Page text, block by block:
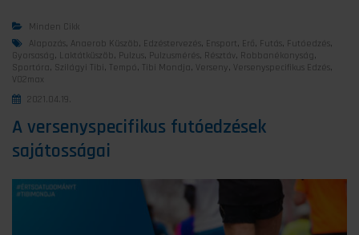
Minden Cikk
Alapozás, Anaerob Küszöb , Edzéstervezés, Ensport , Erő, Futás, Futóedzés,
Gyorsaság, Laktátküszöb , Pulzus, Pulzusmérés, Résztáv , Robbanékonyság,
Sportóra, Szilágyi Tibi, Tempó , Tibi Mondja, Verseny, Versenyspecifikus Edzés,
VO2max
2021.04.19.
A versenyspecifikus futóedzések
sajátosságai